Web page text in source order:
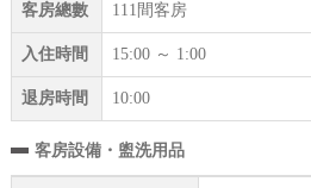
客房總數 111間客房
入住時間 15:00 ～ 1:00
退房時間 10:00
客房設備・盥洗用品